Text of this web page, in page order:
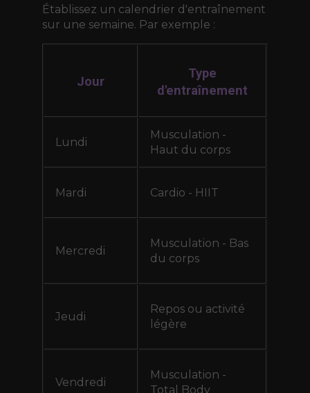
Établissez un calendrier d'entraînement
sur une semaine. Par exemple :
Jour
Type
d'entraînement
Lundi
Musculation -
Haut du corps
Mardi Cardio - HIIT
Mercredi
Musculation - Bas
du corps
Jeudi
Repos ou activité
légère
Vendredi
Musculation -
Total Body